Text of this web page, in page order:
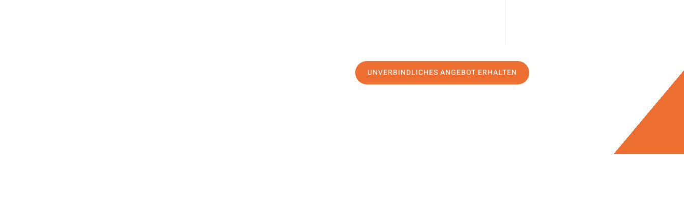
UNVERBINDLICHES ANGEBOT ERHALTEN